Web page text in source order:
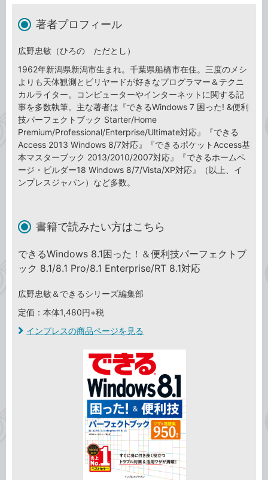
著者プロフィール
広野忠敏（ひろの ただとし）
1962年新潟県新潟市生まれ。千葉県船橋市在住。三度のメシ
よりも天体観測とビリヤードが好きなプログラマー＆テクニ
カルライター。コンピューターやインターネットに関する記
事を多数執筆。主な著者は『できるWindows 7 困った! &便利
技パーフェクトブック Starter/Home
Premium/Professional/Enterprise/Ultimate対応』『できる
Access 2013 Windows 8/7対応』『できるポケットAccess基
本マスターブック 2013/2010/2007対応』『できるホームペ
ージ・ビルダー18 Windows 8/7/Vista/XP対応』（以上、イ
ンプレスジャパン）など多数。
書籍で読みたい方はこちら
できるWindows 8.1困った！＆便利技パーフェクトブ
ック 8.1/8.1 Pro/8.1 Enterprise/RT 8.1対応
広野忠敏＆できるシリーズ編集部
定価：本体1,480円+税
インプレスの商品ページを見る